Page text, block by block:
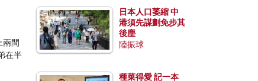
兩間
在半
日本人口萎縮 中
港須先謀劃免步其
後塵
陸振球
種菜得愛 記一本